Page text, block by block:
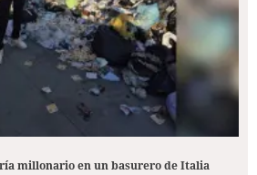
millonario en un basurero de Italia